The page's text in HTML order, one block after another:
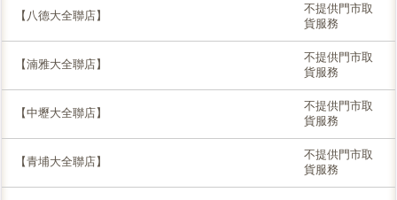
【八德大全聯店】
不提供門市取
貨服務
【湳雅大全聯店】
不提供門市取
貨服務
【中壢大全聯店】
不提供門市取
貨服務
【青埔大全聯店】
不提供門市取
貨服務